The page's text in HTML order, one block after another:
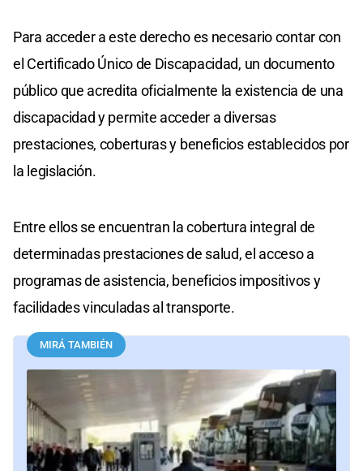
Para acceder a este derecho es necesario contar con
el Certificado Único de Discapacidad, un documento
público que acredita oficialmente la existencia de una
discapacidad y permite acceder a diversas
prestaciones, coberturas y beneficios establecidos por
la legislación.
Entre ellos se encuentran la cobertura integral de
determinadas prestaciones de salud, el acceso a
programas de asistencia, beneficios impositivos y
facilidades vinculadas al transporte.
MIRÁ TAMBIÉN